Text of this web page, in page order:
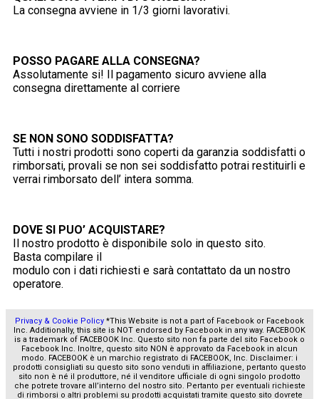
La consegna avviene in 1/3 giorni lavorativi.
POSSO PAGARE ALLA CONSEGNA?
Assolutamente si! Il pagamento sicuro avviene alla
consegna direttamente al corriere
SE NON SONO SODDISFATTA?
Tutti i nostri prodotti sono coperti da garanzia soddisfatti o
rimborsati, provali se non sei soddisfatto potrai restituirli e
verrai rimborsato dell’ intera somma.
DOVE SI PUO’ ACQUISTARE?
Il nostro prodotto è disponibile solo in questo sito.
Basta compilare il
modulo con i dati richiesti e sarà contattato da un nostro
operatore.
Privacy & Cookie Policy *This Website is not a part of Facebook or Facebook
Inc. Additionally, this site is NOT endorsed by Facebook in any way. FACEBOOK
is a trademark of FACEBOOK Inc. Questo sito non fa parte del sito Facebook o
Facebook Inc. Inoltre, questo sito NON è approvato da Facebook in alcun
modo. FACEBOOK è un marchio registrato di FACEBOOK, Inc. Disclaimer: i
prodotti consigliati su questo sito sono venduti in affiliazione, pertanto questo
sito non è né il produttore, né il venditore ufficiale di ogni singolo prodotto
che potrete trovare all’interno del nostro sito. Pertanto per eventuali richieste
di rimborsi o altri problemi su prodotti acquistati tramite questo sito dovrete